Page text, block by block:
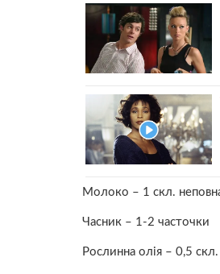
Молоко – 1 скл.
Часник – 1-2 часточки
Рослинна олія – 0,5 скл.